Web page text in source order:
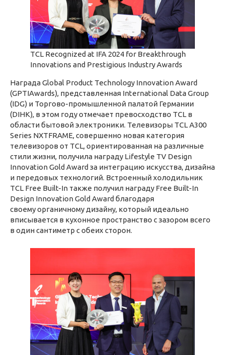
TCL Recognized at IFA 2024 for Breakthrough
Innovations and Prestigious Industry Awards
Награда Global Product Technology Innovation Award
(GPTIAwards), представленная International Data Group
(IDG) и Торгово-промышленной палатой Германии
(DIHK), в этом году отмечает превосходство TCL в
области бытовой электроники. Телевизоры TCL A300
Series NXTFRAME, совершенно новая категория
телевизоров от TCL, ориентированная на различные
стили жизни, получила награду Lifestyle TV Design
Innovation Gold Award за интеграцию искусства, дизайна
и передовых технологий. Встроенный холодильник
TCL Free Built-In также получил награду Free Built-In
Design Innovation Gold Award благодаря
своему органичному дизайну, который идеально
вписывается в кухонное пространство с зазором всего
в один сантиметр с обеих сторон.